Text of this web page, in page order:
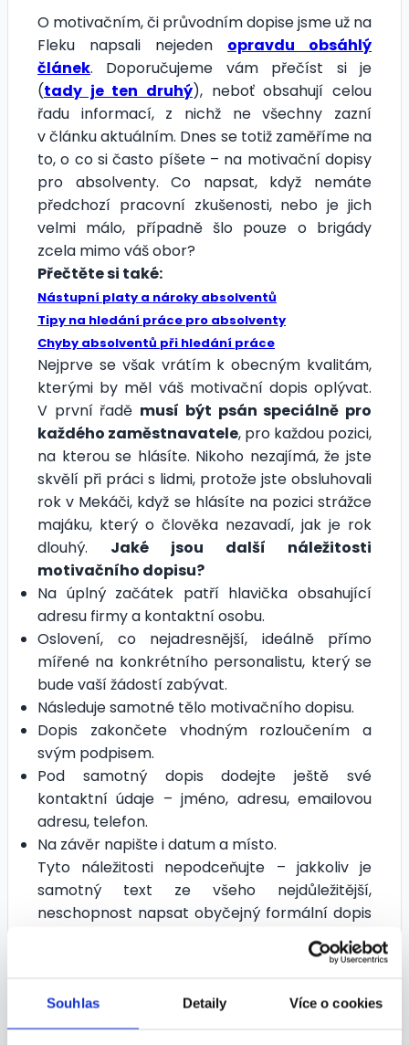
Souhlas Detaily Více o cookies
O motivačním, či průvodním dopise jsme už na
Fleku napsali nejeden opravdu obsáhlý
článek. Doporučujeme vám přečíst si je
(tady je ten druhý), neboť obsahují celou
řadu informací, z nichž ne všechny zazní
v článku aktuálním. Dnes se totiž zaměříme na
to, o co si často píšete – na motivační dopisy
pro absolventy. Co napsat, když nemáte
předchozí pracovní zkušenosti, nebo je jich
velmi málo, případně šlo pouze o brigády
zcela mimo váš obor?
Přečtěte si také:
Nástupní platy a nároky absolventů
Tipy na hledání práce pro absolventy
Chyby absolventů při hledání práce
Nejprve se však vrátím k obecným kvalitám,
kterými by měl váš motivační dopis oplývat.
V první řadě musí být psán speciálně pro
každého zaměstnavatele, pro každou pozici,
na kterou se hlásíte. Nikoho nezajímá, že jste
skvělí při práci s lidmi, protože jste obsluhovali
rok v Mekáči, když se hlásíte na pozici strážce
majáku, který o člověka nezavadí, jak je rok
dlouhý. Jaké jsou další náležitosti
motivačního dopisu?
Na úplný začátek patří hlavička obsahující
adresu firmy a kontaktní osobu.
Oslovení, co nejadresnější, ideálně přímo
mířené na konkrétního personalistu, který se
bude vaší žádostí zabývat.
Následuje samotné tělo motivačního dopisu.
Dopis zakončete vhodným rozloučením a
svým podpisem.
Pod samotný dopis dodejte ještě své
kontaktní údaje – jméno, adresu, emailovou
adresu, telefon.
Na závěr napište i datum a místo.
Tyto náležitosti nepodceňujte – jakkoliv je
samotný text ze všeho nejdůležitější,
neschopnost napsat obyčejný formální dopis
správně vás v očích personalistů zcela
diskvalifikuje. Nikdo, komu na dané práci
tak proč se zabývat těmi, kdo ho napíšou
s chybami, nebo zcela nevhodným